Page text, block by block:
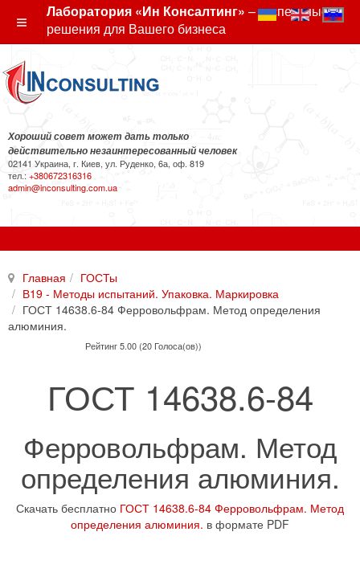
Лаборатория «Ин Консалтинг» – экспертные
решения для Вашего бизнеса
Хороший совет может дать только
действительно незаинтересованный человек
02141 Украина, г. Киев, ул. Руденко, 6а, оф. 819
тел.: +380672316316
admin@inconsulting.com.ua
Главная
ГОСТы
В19 - Методы испытаний. Упаковка. Маркировка
ГОСТ 14638.6-84 Ферровольфрам. Метод определения
алюминия.
Рейтинг 5.00 (20 Голоса(ов))
ГОСТ 14638.6-84
Ферровольфрам. Метод
определения алюминия.
Скачать бесплатно ГОСТ 14638.6-84 Ферровольфрам. Метод
определения алюминия. в формате PDF